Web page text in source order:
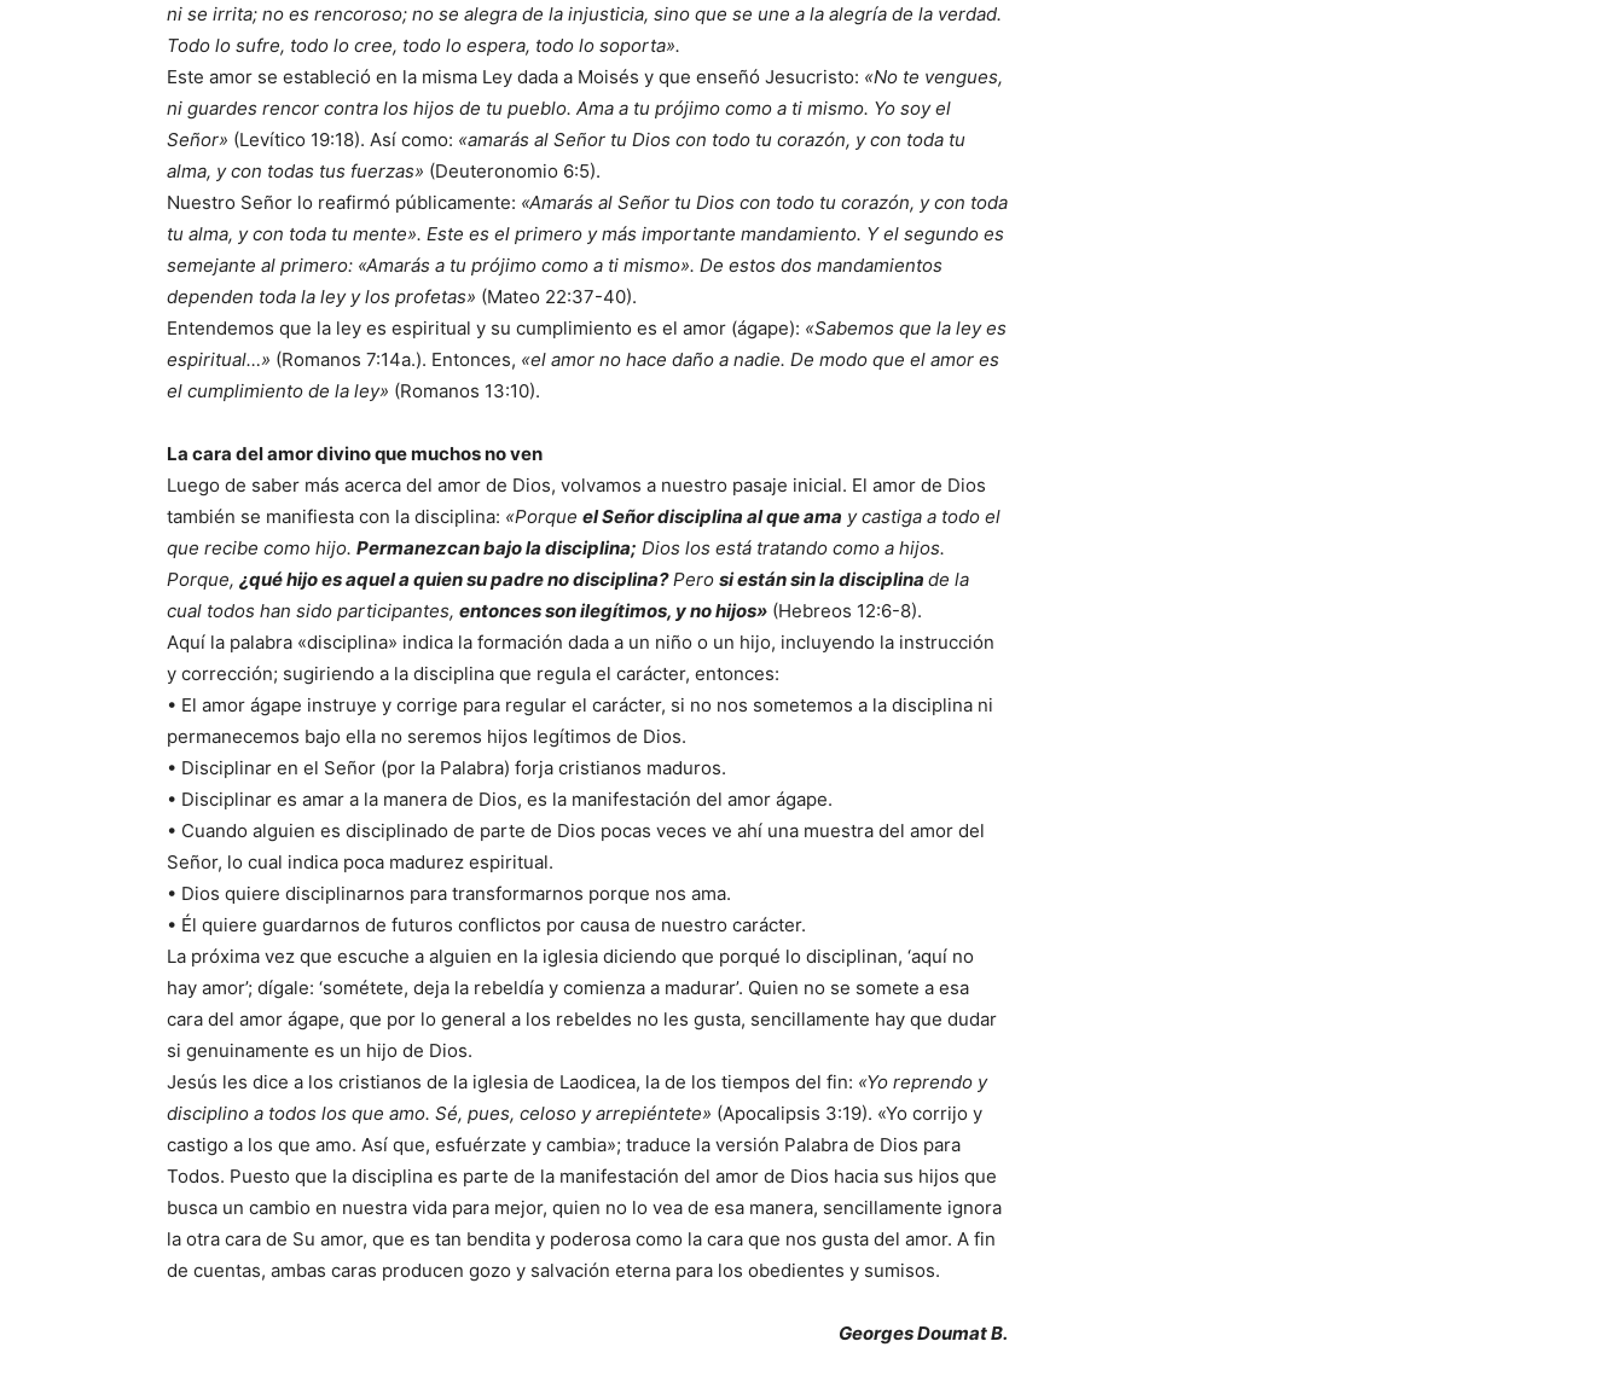
ni se irrita; no es rencoroso; no se alegra de la injusticia, sino que se une a la alegría de la verdad.
Todo lo sufre, todo lo cree, todo lo espera, todo lo soporta».
Este amor se estableció en la misma Ley dada a Moisés y que enseñó Jesucristo: «No te vengues,
ni guardes rencor contra los hijos de tu pueblo. Ama a tu prójimo como a ti mismo. Yo soy el
Señor» (Levítico 19:18). Así como: «amarás al Señor tu Dios con todo tu corazón, y con toda tu
alma, y con todas tus fuerzas» (Deuteronomio 6:5).
Nuestro Señor lo reafirmó públicamente: «Amarás al Señor tu Dios con todo tu corazón, y con toda
tu alma, y con toda tu mente». Este es el primero y más importante mandamiento. Y el segundo es
semejante al primero: «Amarás a tu prójimo como a ti mismo». De estos dos mandamientos
dependen toda la ley y los profetas» (Mateo 22:37-40).
Entendemos que la ley es espiritual y su cumplimiento es el amor (ágape): «Sabemos que la ley es
espiritual…» (Romanos 7:14a.). Entonces, «el amor no hace daño a nadie. De modo que el amor es
el cumplimiento de la ley» (Romanos 13:10).
La cara del amor divino que muchos no ven
Luego de saber más acerca del amor de Dios, volvamos a nuestro pasaje inicial. El amor de Dios
también se manifiesta con la disciplina: «Porque el Señor disciplina al que ama y castiga a todo el
que recibe como hijo. Permanezcan bajo la disciplina; Dios los está tratando como a hijos.
Porque, ¿qué hijo es aquel a quien su padre no disciplina?Pero si están sin la disciplina de la
cual todos han sido participantes, entonces son ilegítimos, y no hijos» (Hebreos 12:6-8).
Aquí la palabra «disciplina» indica la formación dada a un niño o un hijo, incluyendo la instrucción
y corrección; sugiriendo a la disciplina que regula el carácter, entonces:
• El amor ágape instruye y corrige para regular el carácter, si no nos sometemos a la disciplina ni
permanecemos bajo ella no seremos hijos legítimos de Dios.
• Disciplinar en el Señor (por la Palabra) forja cristianos maduros.
• Disciplinar es amar a la manera de Dios, es la manifestación del amor ágape.
• Cuando alguien es disciplinado de parte de Dios pocas veces ve ahí una muestra del amor del
Señor, lo cual indica poca madurez espiritual.
• Dios quiere disciplinarnos para transformarnos porque nos ama.
• Él quiere guardarnos de futuros conflictos por causa de nuestro carácter.
La próxima vez que escuche a alguien en la iglesia diciendo que porqué lo disciplinan, ‘aquí no
hay amor’; dígale: ‘sométete, deja la rebeldía y comienza a madurar’. Quien no se somete a esa
cara del amor ágape, que por lo general a los rebeldes no les gusta, sencillamente hay que dudar
si genuinamente es un hijo de Dios.
Jesús les dice a los cristianos de la iglesia de Laodicea, la de los tiempos del fin: «Yo reprendo y
disciplino a todos los que amo. Sé, pues, celoso y arrepiéntete» (Apocalipsis 3:19). «Yo corrijo y
castigo a los que amo. Así que, esfuérzate y cambia»; traduce la versión Palabra de Dios para
Todos. Puesto que la disciplina es parte de la manifestación del amor de Dios hacia sus hijos que
busca un cambio en nuestra vida para mejor, quien no lo vea de esa manera, sencillamente ignora
la otra cara de Su amor, que es tan bendita y poderosa como la cara que nos gusta del amor. A fin
de cuentas, ambas caras producen gozo y salvación eterna para los obedientes y sumisos.
Georges Doumat B.